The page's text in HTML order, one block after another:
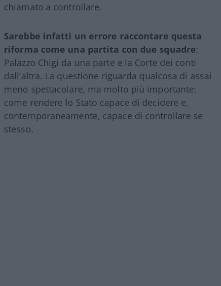
chiamato a controllare.
Sarebbe infatti un errore raccontare questa
riforma come una partita con due squadre:
Palazzo Chigi da una parte e la Corte dei conti
dall’altra. La questione riguarda qualcosa di assai
meno spettacolare, ma molto più importante:
come rendere lo Stato capace di decidere e,
contemporaneamente, capace di controllare se
stesso.